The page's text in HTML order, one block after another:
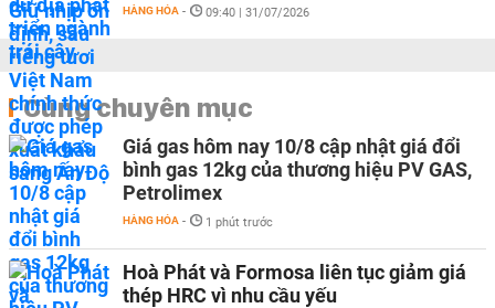
HÀNG HÓA - 09:40 | 31/07/2026
Cùng chuyên mục
Giá gas hôm nay 10/8 cập nhật giá đổi
bình gas 12kg của thương hiệu PV GAS,
Petrolimex
HÀNG HÓA - 1 phút trước
Hoà Phát và Formosa liên tục giảm giá
thép HRC vì nhu cầu yếu